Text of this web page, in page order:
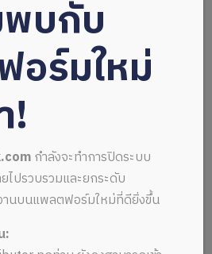
ณ
สำหรับคุณ
บกับ
ร์มใหม่
!
กำลังจะทำการปิดระบบ
ไปรวบรวมและยกระดับ
านบนแพลตฟอร์มใหม่ที่ดียิ่งขึ้น
: